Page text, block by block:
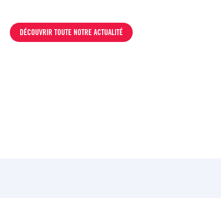
DÉCOUVRIR TOUTE NOTRE ACTUALITÉ